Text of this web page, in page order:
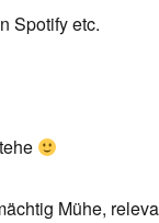
Spotify etc.
Mühe,